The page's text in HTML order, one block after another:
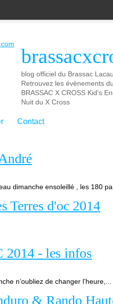
blog officiel du Brassac
Retrouvez les évènements
BRASSAC X CROSS Kid's
Nuit du X Cross
Contact
dimanche ensoleillé , les 180
Terres d'oc 2014
2014 - les infos
n’oubliez de changer l’heure,...
& Rando